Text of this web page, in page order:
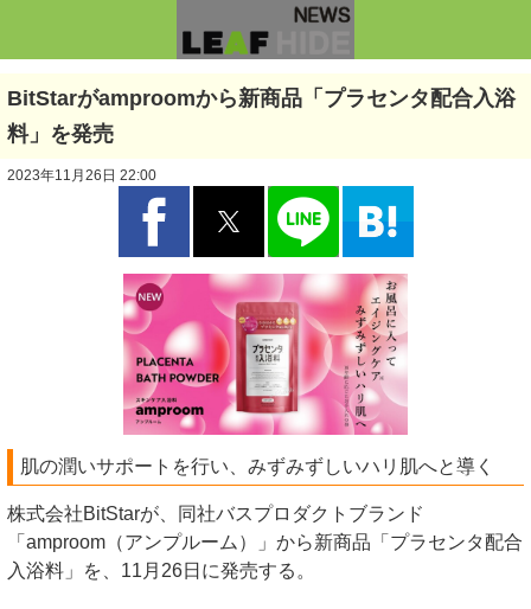
BitStarがamproomから新商品「プラセンタ配合入浴
料」を発売
2023年11月26日 22:00
肌の潤いサポートを行い、みずみずしいハリ肌へと導く
株式会社BitStarが、同社バスプロダクトブランド
「amproom（アンプルーム）」から新商品「プラセンタ配合
入浴料」を、11月26日に発売する。